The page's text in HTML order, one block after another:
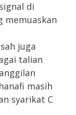
di
memuaskan
juga
talian
masih
syarikat C